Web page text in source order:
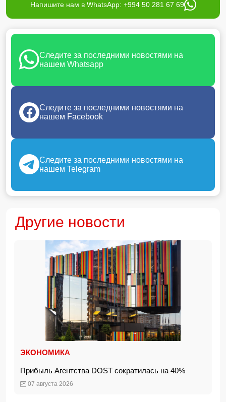
Напишите нам в WhatsApp: +994 50 281 67 69
Следите за последними новостями на
нашем Whatsapp
Следите за последними новостями на
нашем Facebook
Следите за последними новостями на
нашем Telegram
Другие новости
ЭКОНОМИКА
Прибыль Агентства DOST сократилась на 40%
07 августа 2026